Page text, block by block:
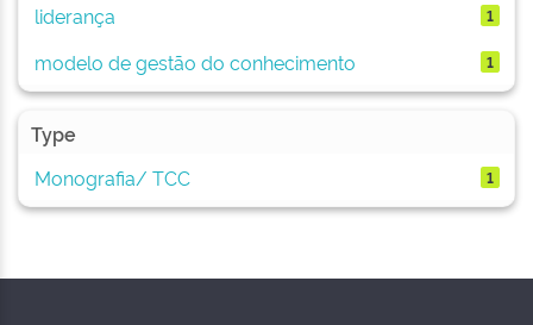
liderança 1
modelo de gestão do conhecimento 1
Type
Monografia/ TCC
1